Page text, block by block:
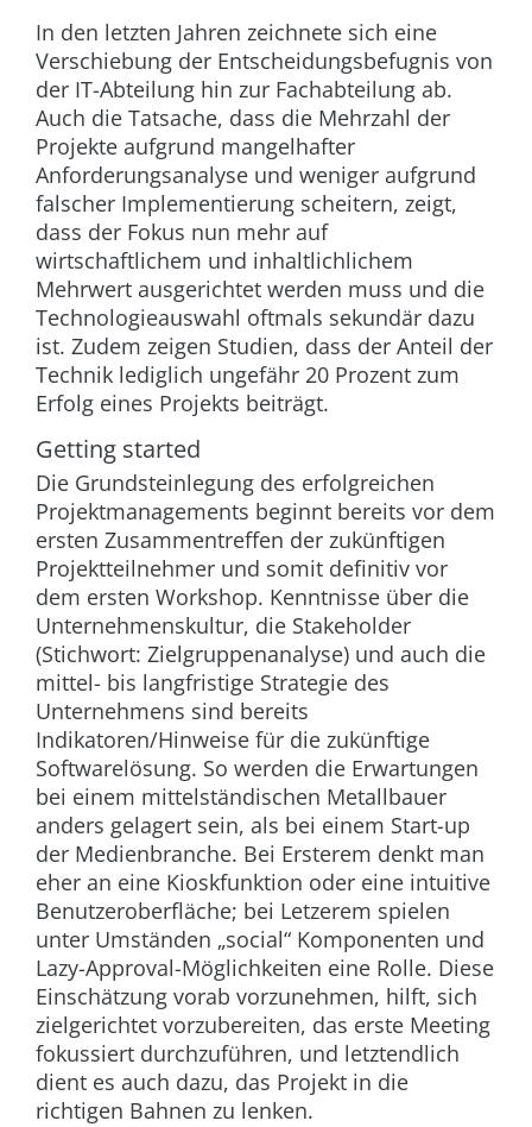
In den letzten Jahren zeichnete sich eine
Verschiebung der Entscheidungsbefugnis von
der IT-Abteilung hin zur Fachabteilung ab.
Auch die Tatsache, dass die Mehrzahl der
Projekte aufgrund mangelhafter
Anforderungsanalyse und weniger aufgrund
falscher Implementierung scheitern, zeigt,
dass der Fokus nun mehr auf
wirtschaftlichem und inhaltlichlichem
Mehrwert ausgerichtet werden muss und die
Technologieauswahl oftmals sekundär dazu
ist. Zudem zeigen Studien, dass der Anteil der
Technik lediglich ungefähr 20 Prozent zum
Erfolg eines Projekts beiträgt.
Getting started
Die Grundsteinlegung des erfolgreichen
Projektmanagements beginnt bereits vor dem
ersten Zusammentreffen der zukünftigen
Projektteilnehmer und somit definitiv vor
dem ersten Workshop. Kenntnisse über die
Unternehmenskultur, die Stakeholder
(Stichwort: Zielgruppenanalyse) und auch die
mittel- bis langfristige Strategie des
Unternehmens sind bereits
Indikatoren/Hinweise für die zukünftige
Softwarelösung. So werden die Erwartungen
bei einem mittelständischen Metallbauer
anders gelagert sein, als bei einem Start-up
der Medienbranche. Bei Ersterem denkt man
eher an eine Kioskfunktion oder eine intuitive
Benutzeroberfläche; bei Letzerem spielen
unter Umständen „social“ Komponenten und
Lazy-Approval-Möglichkeiten eine Rolle. Diese
Einschätzung vorab vorzunehmen, hilft, sich
zielgerichtet vorzubereiten, das erste Meeting
fokussiert durchzuführen, und letztendlich
dient es auch dazu, das Projekt in die
richtigen Bahnen zu lenken.